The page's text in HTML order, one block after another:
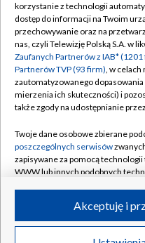
Abonament TVP
Emisja w TVP
Centrum informacji TVP
Naziemna Telewizja
Rada Programowa
System NOS
Informacje o nadawcy
Program dla prasy
©2026 Telewizja
korzystanie z technologii
dostęp do informacji na Twoim
przechowywanie oraz na
nas, czyli Telewizję Polską S.A. w
Zaufanych Partnerów z IAB*
Partnerów TVP (93 firm), w
zautomatyzowanego
mierzenia ich skuteczności) i
także zgody na udostępnianie
Twoje dane osobowe zbierane
poszczególnych serwisów
zapisywane za pomocą
WWW lub innych podobnych
ruchu w Internecie.
Twoje dane osobowe zbierane
Akceptuję i